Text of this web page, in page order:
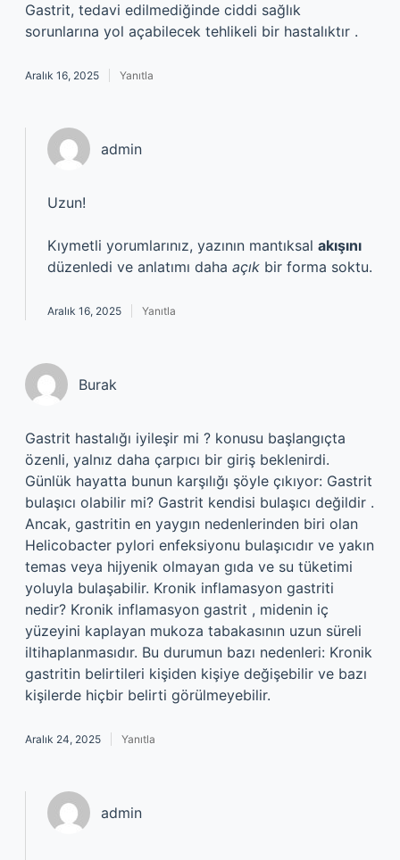
Gastrit, tedavi edilmediğinde ciddi sağlık
sorunlarına yol açabilecek tehlikeli bir hastalıktır .
Aralık 16, 2025 Yanıtla
admin
Uzun!
Kıymetli yorumlarınız, yazının mantıksal akışını
düzenledi ve anlatımı daha açık bir forma soktu.
Aralık 16, 2025 Yanıtla
Burak
Gastrit hastalığı iyileşir mi ? konusu başlangıçta
özenli, yalnız daha çarpıcı bir giriş beklenirdi.
Günlük hayatta bunun karşılığı şöyle çıkıyor: Gastrit
bulaşıcı olabilir mi? Gastrit kendisi bulaşıcı değildir .
Ancak, gastritin en yaygın nedenlerinden biri olan
Helicobacter pylori enfeksiyonu bulaşıcıdır ve yakın
temas veya hijyenik olmayan gıda ve su tüketimi
yoluyla bulaşabilir. Kronik inflamasyon gastriti
nedir? Kronik inflamasyon gastrit , midenin iç
yüzeyini kaplayan mukoza tabakasının uzun süreli
iltihaplanmasıdır. Bu durumun bazı nedenleri: Kronik
gastritin belirtileri kişiden kişiye değişebilir ve bazı
kişilerde hiçbir belirti görülmeyebilir.
Aralık 24, 2025 Yanıtla
admin